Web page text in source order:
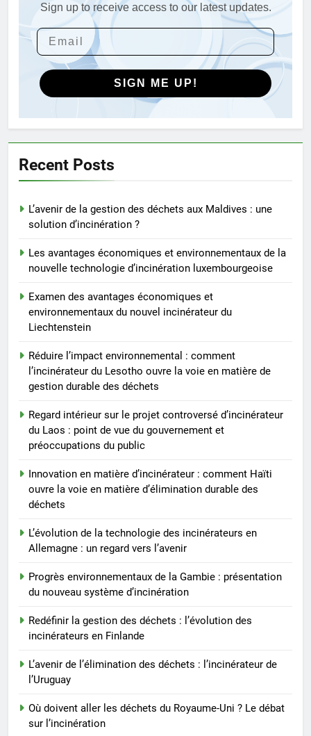
4
Réduire l’impact
environnemental : comment
l’incinérateur du Lesotho ouvre
la voie en matière de gestion
durable des déchets
AIO
Regard intérieur sur le projet
Innovation en matière
d’incinérateur : comment Haïti
ouvre la voie en matière
d’élimination durable des
AIO
L’évolution de la technologie des
Gambie : présentation du
nouveau système d’incinération
AIO
Sign up to receive access to our latest updates.
SIGN ME UP!
Recent Posts
L’avenir de la gestion des déchets aux Maldives : une
solution d’incinération ?
Les avantages économiques et environnementaux de la
nouvelle technologie d’incinération luxembourgeoise
Examen des avantages économiques et
environnementaux du nouvel incinérateur du
Liechtenstein
Réduire l’impact environnemental : comment
l’incinérateur du Lesotho ouvre la voie en matière de
gestion durable des déchets
Regard intérieur sur le projet controversé d’incinérateur
du Laos : point de vue du gouvernement et
préoccupations du public
Innovation en matière d’incinérateur : comment Haïti
ouvre la voie en matière d’élimination durable des
déchets
L’évolution de la technologie des incinérateurs en
Allemagne : un regard vers l’avenir
Progrès environnementaux de la Gambie : présentation
du nouveau système d’incinération
Redéfinir la gestion des déchets : l’évolution des
incinérateurs en Finlande
L’avenir de l’élimination des déchets : l’incinérateur de
l’Uruguay
Où doivent aller les déchets du Royaume-Uni ? Le débat
sur l’incinération